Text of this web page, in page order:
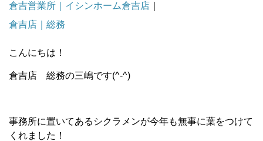
倉吉営業所｜イシンホーム倉吉店
倉吉店｜総務
こんにちは！
倉吉店 総務の三嶋です(^-^)
事務所に置いてあるシクラメンが今年も無事に葉をつけて
くれました！